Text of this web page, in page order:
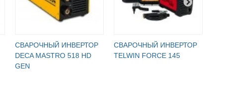
СВАРОЧНЫЙ ИНВЕРТОР
DECA MASTRO 518 HD
GEN
СВАРОЧНЫЙ ИНВЕРТОР
TELWIN FORCE 145